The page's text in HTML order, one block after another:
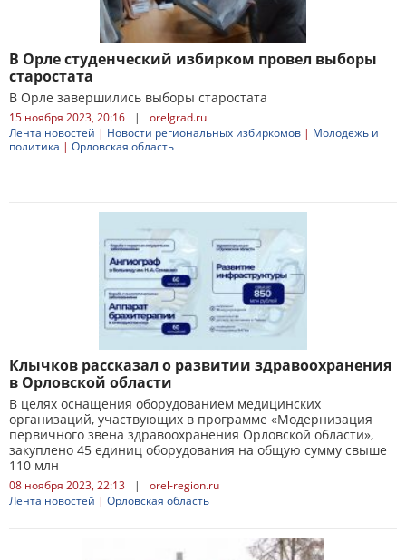
В Орле студенческий избирком провел выборы
старостата
В Орле завершились выборы старостата
15 ноября 2023, 20:16 |
orelgrad.ru
Лента новостей | Новости региональных избиркомов | Молодёжь и
политика | Орловская область
Клычков рассказал о развитии здравоохранения
в Орловской области
В целях оснащения оборудованием медицинских
организаций, участвующих в программе «Модернизация
первичного звена здравоохранения Орловской области»,
закуплено 45 единиц оборудования на общую сумму свыше
110 млн
08 ноября 2023, 22:13 |
orel-region.ru
Лента новостей | Орловская область